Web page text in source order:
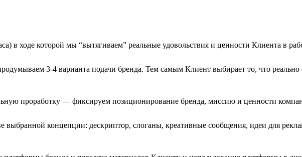
в ходе которой мы “вытягиваем” реальные удовольствия и ценности Клиента в
3-4 варианта подачи бренда. Тем самым Клиент выбирает то, что реально
проработку — фиксируем позиционирование бренда, миссию и ценности
выбранной концепции: дескриптор, слоганы, креативные сообщения, идеи для